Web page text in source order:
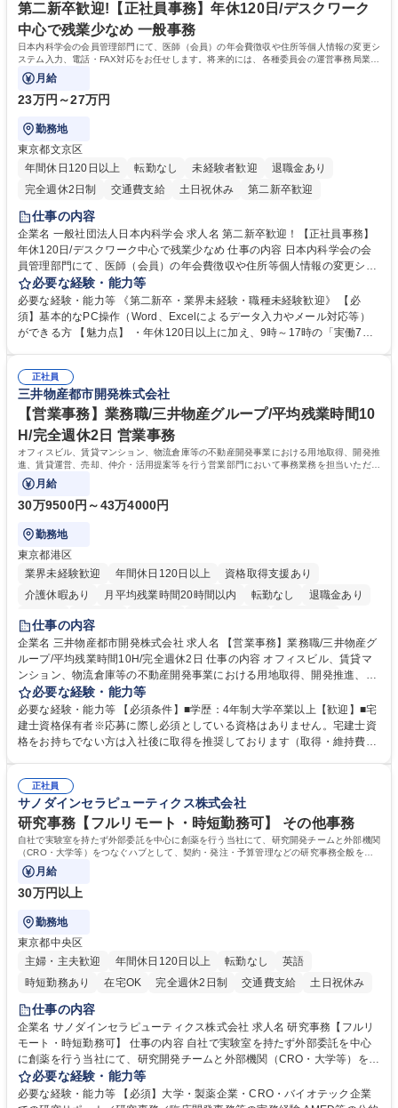
出社程度のリモート中心/残業基本無/独立系ファーム
談可）。【求める人物像】幅広いバックオフィス業務に柔軟に対応でき、
社内外と円滑にコミュニケーションを取りながら業務を推進できる方 学
歴・資格 学歴：大学院 大学 高専 短大 専修学校 高校 語学力： 資格：
第二新卒歓迎!【正社員事務】年休120日/デスクワーク
中心で残業少なめ 一般事務
日本内科学会の会員管理部門にて、医師（会員）の年会費徴収や住所等個人情報の変更シ
ステム入力、電話・FAX対応をお任せします。将来的には、各種委員会の運営事務局業務
などにも幅広く携わっていただきます。
月給
23万円～27万円
勤務地
東京都文京区
年間休日120日以上
転勤なし 未経験者歓迎
退職金あり
完全週休2日制
交通費支給 土日祝休み 第二新卒歓迎
仕事の内容
企業名 一般社団法人日本内科学会 求人名 第二新卒歓迎！【正社員事務】
年休120日/デスクワーク中心で残業少なめ 仕事の内容 日本内科学会の会
員管理部門にて、医師（会員）の年会費徴収や住所等個人情報の変更シス
テム入力、電話・FAX対応をお任せします。将来的には、各種委員会の運
営事務局業務などにも幅広く携わっていただきます。 【会員管理・データ
入力業務】 ・医師（会員）の住所変更、個人情報のシステム登録・更新
・年会費の徴収管理や入金データの照合確認 【問い合わせ対応】 ・会員
年休120日/デスクワーク中心で残業少なめ
必要な経験・能力等
必要な経験・能力等 《第二新卒・業界未経験・職種未経験歓迎》 【必
須】基本的なPC操作（Word、Excelによるデータ入力やメール対応等）
ができる方 【魅力点】 ・年休120日以上に加え、9時～17時の「実働7時
整、資料作成、当日の運営サポート 学歴・資格 学歴：大学院 大学 語学
力： 資格：
正社員
三井物産都市開発株式会社
【営業事務】業務職/三井物産グループ/平均残業時間10
H/完全週休2日 営業事務
オフィスビル、賃貸マンション、物流倉庫等の不動産開発事業における用地取得、開発推
進、賃貸運営、売却、仲介・活用提案等を行う営業部門において事務業務を担当いただき
ます。
月給
30万9500円～43万4000円
勤務地
東京都港区
業界未経験歓迎
年間休日120日以上
資格取得支援あり
介護休暇あり
月平均残業時間20時間以内 転勤なし
退職金あり
在宅OK
賞与あり
駅近5分以内
土日祝休み 寮・社宅あり
仕事の内容
企業名 三井物産都市開発株式会社 求人名 【営業事務】業務職/三井物産グ
ループ/平均残業時間10H/完全週休2日 仕事の内容 オフィスビル、賃貸マ
ンション、物流倉庫等の不動産開発事業における用地取得、開発推進、賃
貸運営、売却、仲介・活用提案等を行う営業部門において事務業務を担当
いただきます。 【詳細】・契約書管理、契約書製本、捺印対応、ファイリ
ング、登記簿取得、調書取得・支払業務（各種費用支払、支払管理、請
求・支払データ登録、取引先マスター申請対応）・予算作成及び予実管
の他に担当頂く業務が発生する場合があります。 募集職種 【営業事務】
業務職/三井物産グループ/平均残業時間10H/完全週休2日
必要な経験・能力等
必要な経験・能力等 【必須条件】■学歴：4年制大学卒業以上【歓迎】■宅
建士資格保有者※応募に際し必須としている資格はありません。宅建士資
格をお持ちでない方は入社後に取得を推奨しております（取得・維持費用
ション力がある方。 ・チャレンジを厭わず、粘り強く業務に取り組める
方。多様な関係者と謙虚に信頼関係を構築でき、期限を意識したスケジュ
ール管理が出来る方。※将来的に他部署（営業部門、コーポレート部門）
へのジョブローテーションの可能性があります。 学歴・資格 学歴：大学
院 大学 語学力： 資格：宅地建物取引士
正社員
サノダインセラピューティクス株式会社
研究事務【フルリモート・時短勤務可】 その他事務
自社で実験室を持たず外部委託を中心に創薬を行う当社にて、研究開発チームと外部機関
（CRO・大学等）をつなぐハブとして、契約・発注・予算管理などの研究事務全般をお
任せします。
月給
30万円以上
勤務地
東京都中央区
主婦・主夫歓迎
年間休日120日以上 転勤なし
英語
時短勤務あり
在宅OK 完全週休2日制 交通費支給 土日祝休み
仕事の内容
企業名 サノダインセラピューティクス株式会社 求人名 研究事務【フルリ
モート・時短勤務可】 仕事の内容 自社で実験室を持たず外部委託を中心
に創薬を行う当社にて、研究開発チームと外部機関（CRO・大学等）をつ
なぐハブとして、契約・発注・予算管理などの研究事務全般をお任せしま
す。 ■見積取得、発注、検収、請求処理等の事務手続き ■委託先との定例
必要な経験・能力等
必要な経験・能力等 【必須】大学・製薬企業・CRO・バイオテック企業